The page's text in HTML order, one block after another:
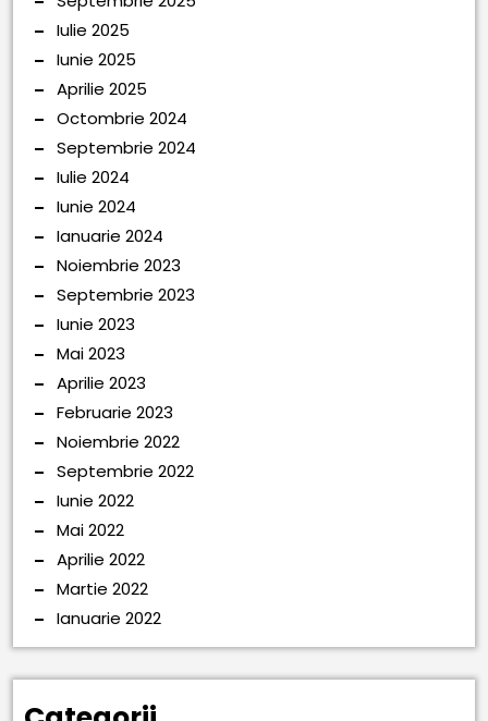
Iulie 2025
Iunie 2025
Aprilie 2025
Octombrie 2024
Septembrie 2024
Iulie 2024
Iunie 2024
Ianuarie 2024
Noiembrie 2023
Septembrie 2023
Iunie 2023
Mai 2023
Aprilie 2023
Februarie 2023
Noiembrie 2022
Septembrie 2022
Iunie 2022
Mai 2022
Aprilie 2022
Martie 2022
Ianuarie 2022